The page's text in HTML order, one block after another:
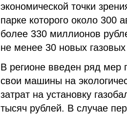
экономической точки
парке которого около 300
более 330 миллионов
не менее 30 новых газовых
В регионе введен ряд мер
свои машины на
затрат на установку
тысяч рублей. В случае